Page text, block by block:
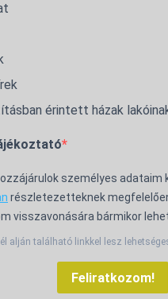
érintett házak
személyes adataim
részletezetteknek
visszavonására bármikor
alján található linkkel lesz
Feliratkozom!